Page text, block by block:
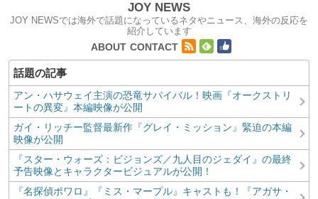
JOY NEWS
JOY NEWSでは海外で話題になっているネタやニュース、海外の反応を
紹介しています
コンテンツへ移動
ABOUT CONTACT
アン・ハサウェイ主演の恐竜サバイバル！映画『オークストリ
ートの異変』本編映像が公開
ガイ・リッチー監督最新作『グレイ・ミッション』緊迫の本編
映像が公開
『スター・ウォーズ：ビジョンズ／九人目のジェダイ』の最終
予告映像とキャラクタービジュアルが公開！
『名探偵ポワロ』『ミス・マープル』キャストも！『アガサ・